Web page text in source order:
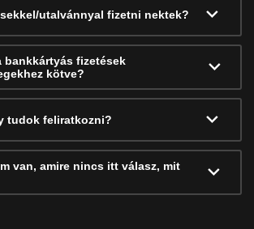
utalvánnyal fizetni nektek?
bankkártyás fizetések
kötve?
tudok feliratkozni?
van, amire nincs itt válasz, mit